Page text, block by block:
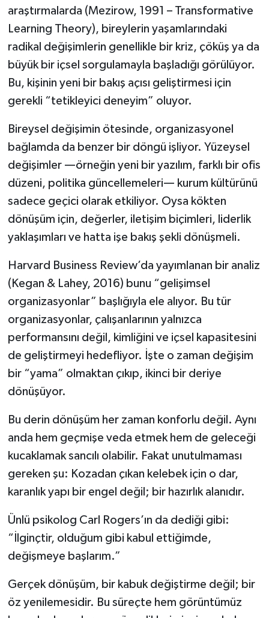
araştırmalarda (Mezirow, 1991 – Transformative
Learning Theory), bireylerin yaşamlarındaki
radikal değişimlerin genellikle bir kriz, çöküş ya da
büyük bir içsel sorgulamayla başladığı görülüyor.
Bu, kişinin yeni bir bakış açısı geliştirmesi için
gerekli “tetikleyici deneyim” oluyor.
Bireysel değişimin ötesinde, organizasyonel
bağlamda da benzer bir döngü işliyor. Yüzeysel
değişimler —örneğin yeni bir yazılım, farklı bir ofis
düzeni, politika güncellemeleri— kurum kültürünü
sadece geçici olarak etkiliyor. Oysa kökten
dönüşüm için, değerler, iletişim biçimleri, liderlik
yaklaşımları ve hatta işe bakış şekli dönüşmeli.
Harvard Business Review’da yayımlanan bir analiz
(Kegan & Lahey, 2016) bunu “gelişimsel
organizasyonlar” başlığıyla ele alıyor. Bu tür
organizasyonlar, çalışanlarının yalnızca
performansını değil, kimliğini ve içsel kapasitesini
de geliştirmeyi hedefliyor. İşte o zaman değişim
bir “yama” olmaktan çıkıp, ikinci bir deriye
dönüşüyor.
Bu derin dönüşüm her zaman konforlu değil. Aynı
anda hem geçmişe veda etmek hem de geleceği
kucaklamak sancılı olabilir. Fakat unutulmaması
gereken şu: Kozadan çıkan kelebek için o dar,
karanlık yapı bir engel değil; bir hazırlık alanıdır.
Ünlü psikolog Carl Rogers’ın da dediği gibi:
“İlginçtir, olduğum gibi kabul ettiğimde,
değişmeye başlarım.”
Gerçek dönüşüm, bir kabuk değiştirme değil; bir
öz yenilemesidir. Bu süreçte hem görüntümüz